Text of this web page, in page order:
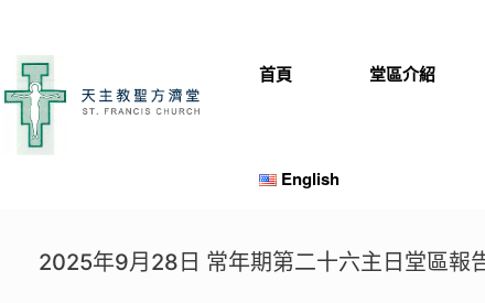
content
首頁 堂區介紹
English
2025年9月28日 常年期第二十六主日堂區報